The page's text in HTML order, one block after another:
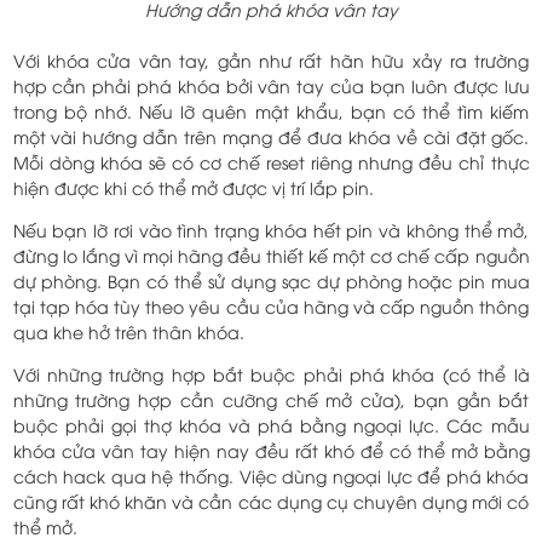
Hướng dẫn phá khóa vân tay
Với khóa cửa vân tay, gần như rất hãn hữu xảy ra trường
hợp cần phải phá khóa bởi vân tay của bạn luôn được lưu
trong bộ nhớ. Nếu lỡ quên mật khẩu, bạn có thể tìm kiếm
một vài hướng dẫn trên mạng để đưa khóa về cài đặt gốc.
Mỗi dòng khóa sẽ có cơ chế reset riêng nhưng đều chỉ thực
hiện được khi có thể mở được vị trí lắp pin.
Nếu bạn lỡ rơi vào tình trạng khóa hết pin và không thể mở,
đừng lo lắng vì mọi hãng đều thiết kế một cơ chế cấp nguồn
dự phòng. Bạn có thể sử dụng sạc dự phòng hoặc pin mua
tại tạp hóa tùy theo yêu cầu của hãng và cấp nguồn thông
qua khe hở trên thân khóa.
Với những trường hợp bắt buộc phải phá khóa (có thể là
những trường hợp cần cưỡng chế mở cửa), bạn gần bắt
buộc phải gọi thợ khóa và phá bằng ngoại lực. Các mẫu
khóa cửa vân tay hiện nay đều rất khó để có thể mở bằng
cách hack qua hệ thống. Việc dùng ngoại lực để phá khóa
cũng rất khó khăn và cần các dụng cụ chuyên dụng mới có
thể mở.